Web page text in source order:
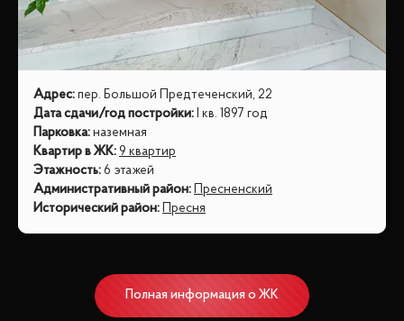
Адрес: пер. Большой Предтеченский, 22
Дата сдачи/год постройки: I кв. 1897 год
Парковка: наземная
Квартир в ЖК: 9 квартир
Этажность: 6 этажей
Административный район:
Пресненский
Исторический район: Пресня
Полная информация о ЖК